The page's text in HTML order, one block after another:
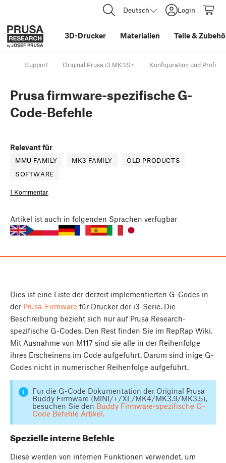
Deutsch Login
3D-Drucker Materialien Teile&
Support Original Prusa i3 MK3S+ Konfiguration und Profile
Prusa firmware-spezifische G-
Code-Befehle
Relevant für
MMU FAMILY MK3 FAMILY
OLD PRODUCTS
SOFTWARE
1 Kommentar
Artikel ist auch in folgenden Sprachen verfügbar
Dies ist eine Liste der derzeit implementierten G-Codes in
der Prusa-Firmware für Drucker der i3-Serie. Die
Beschreibung bezieht sich nur auf Prusa Research-
spezifische G-Codes. Den Rest finden Sie im RepRap Wiki.
Mit Ausnahme von M117 sind sie alle in der Reihenfolge
ihres Erscheinens im Code aufgeführt. Darum sind inige G-
Codes nicht in numerischer Reihenfolge aufgeführt.
Für die G-Code Dokumentation der Original Prusa
Buddy Firmware (MINI/+/XL/MK4/MK3.9/MK3.5),
besuchen Sie den Buddy Firmware-spezifische G-
Code Befehle Artikel.
Spezielle interne Befehle
Diese werden von internen Funktionen verwendet, um